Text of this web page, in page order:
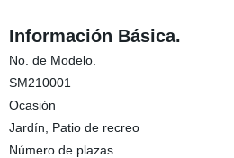
Información Básica.
No. de Modelo.
SM210001
Ocasión
Jardín, Patio de recreo
Número de plazas